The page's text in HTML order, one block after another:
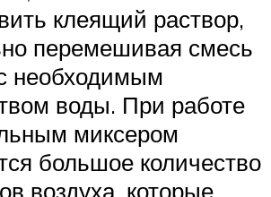
клеящий раствор,
перемешивая смесь
необходимым
воды. При работе
миксером
большое количество
воздуха, которые